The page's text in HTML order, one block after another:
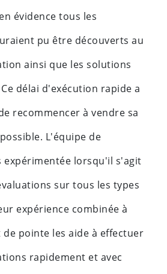
évidence tous les
pu être découverts au
ainsi que les solutions
délai d'exécution rapide a
recommencer à vendre sa
L'équipe de
expérimentée lorsqu'il s'agit
sur tous les types
expérience combinée à
pointe les aide à effectuer
rapidement et avec